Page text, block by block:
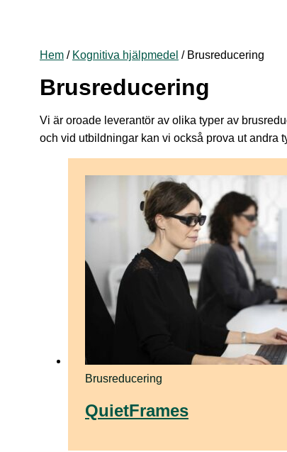
Hem / Kognitiva hjälpmedel / Brusreducering
Brusreducering
Vi är oroade leverantör av olika typer av
och vid utbildningar kan vi också prova ut andra
Brusreducering
QuietFrames